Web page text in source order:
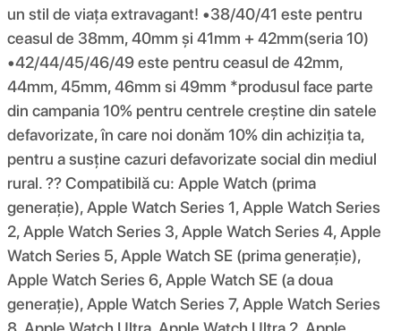
un stil de viața extravagant! •38/40/41 este pentru
ceasul de 38mm, 40mm și 41mm + 42mm(seria 10)
•42/44/45/46/49 este pentru ceasul de 42mm,
44mm, 45mm, 46mm si 49mm *produsul face parte
din campania 10% pentru centrele creștine din satele
defavorizate, în care noi donăm 10% din achiziția ta,
pentru a susține cazuri defavorizate social din mediul
rural. ?? Compatibilă cu: Apple Watch (prima
generație), Apple Watch Series 1, Apple Watch Series
2, Apple Watch Series 3, Apple Watch Series 4, Apple
Watch Series 5, Apple Watch SE (prima generație),
Apple Watch Series 6, Apple Watch SE (a doua
generație), Apple Watch Series 7, Apple Watch Series